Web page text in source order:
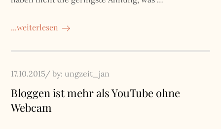
...weiterlesen
Posted
on
17.10.2015 by:ungzeit_jan
Bloggen ist mehr als YouTube ohne
Webcam